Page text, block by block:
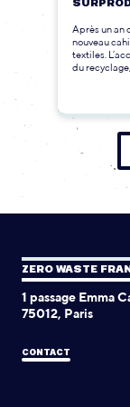
Après un an
nouveau
textiles.
du
ZERO WASTE
1 passage Emma
75012, Paris
CONTACT